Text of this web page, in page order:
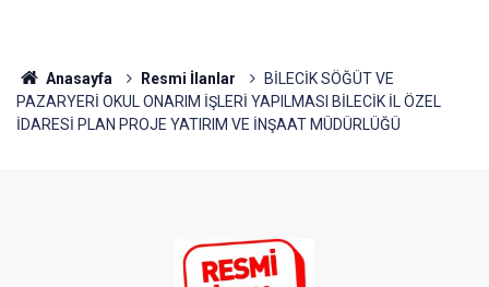
Anasayfa Resmi İlanlar
BİLECİK SÖĞÜT VE
PAZARYERİ OKUL ONARIM İŞLERİ YAPILMASI BİLECİK İL ÖZEL
İDARESİ PLAN PROJE YATIRIM VE İNŞAAT MÜDÜRLÜĞÜ